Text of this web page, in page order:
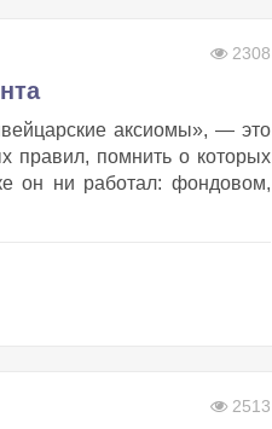
2308
аксиомы», — это
правил, помнить о которых
он ни работал: фондовом,
2513